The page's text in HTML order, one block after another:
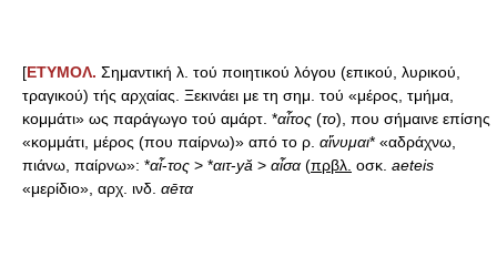
[ΕΤΥΜΟΛ. Σημαντική λ. τού ποιητικού λόγου (επικού, λυρικού,
τραγικού) τής αρχαίας. Ξεκινάει με τη σημ. τού «μέρος, τμήμα,
κομμάτι» ως παράγωγο τού αμάρτ. *αἶτος (το), που σήμαινε επίσης
«κομμάτι, μέρος (που παίρνω)» από το ρ. αἴνυμαι* «αδράχνω,
πιάνω, παίρνω»: *αἶ-τος > *αιτ-yӑ > αἶσα (πρβλ. οσκ. aeteis
«μερίδιο», αρχ. ινδ. αēτα